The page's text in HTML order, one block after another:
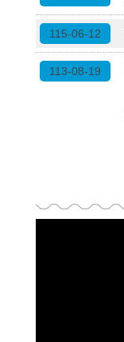
115-06-12
113-08-19